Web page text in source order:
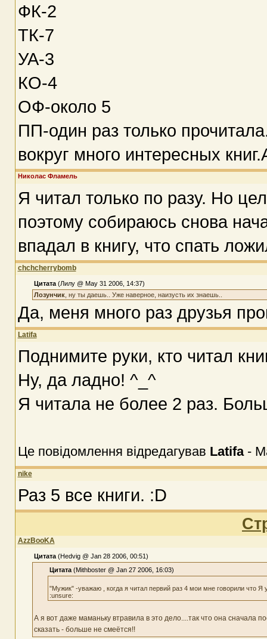
ФК-2
ТК-7
УА-3
КО-4
ОФ-около 5
ПП-один раз только
вокруг много интересных
Николас Фламель
Я читал только по разу. Но
поэтому собираюсь снова
впадал в книгу, что спать
chchcherrybomb
Цитата (Лилу @ May 31 2006, 14:37)
Лозунчик , ну ты даешь.. Уже наверное, наизусть их знаешь..
Да, меня много раз друзья
Latifa
Поднимите руки, кто читал
Ну, да ладно! ^_^
Я читала не более 2 раз.
Це повідомлення відредагував Latifa-
nike
Раз 5 все книги. :D
AzzBooKA
Цитата (Hedvig @ Jan 28 2006, 00:51)
Цитата (Mithboster @ Jan 27 2006, 16:03)
"Мужик" -уважаю , когда я читал первий раз 4 мои мне говорили что
:unsure:
А я вот даже маманьку втравила в это дело....так что она сначала
сказать - больше не смеётся!!